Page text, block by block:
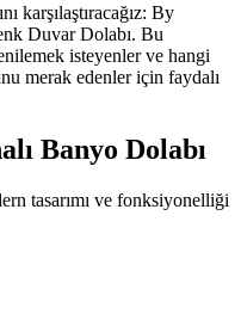
karşılaştıracağız: By
Duvar Dolabı. Bu
isteyenler ve hangi
merak edenler için faydalı
Banyo Dolabı
tasarımı ve fonksiyonelliği